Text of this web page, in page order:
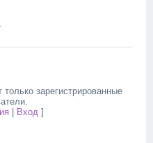
зарегистрированные
| Вход]